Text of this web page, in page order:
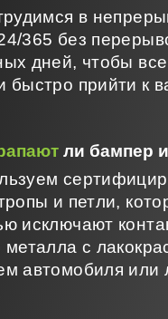
в
365 без
дней, чтобы
быстро прийти к
ли бампер
и петли,
исключают
металла с
автомобиля или